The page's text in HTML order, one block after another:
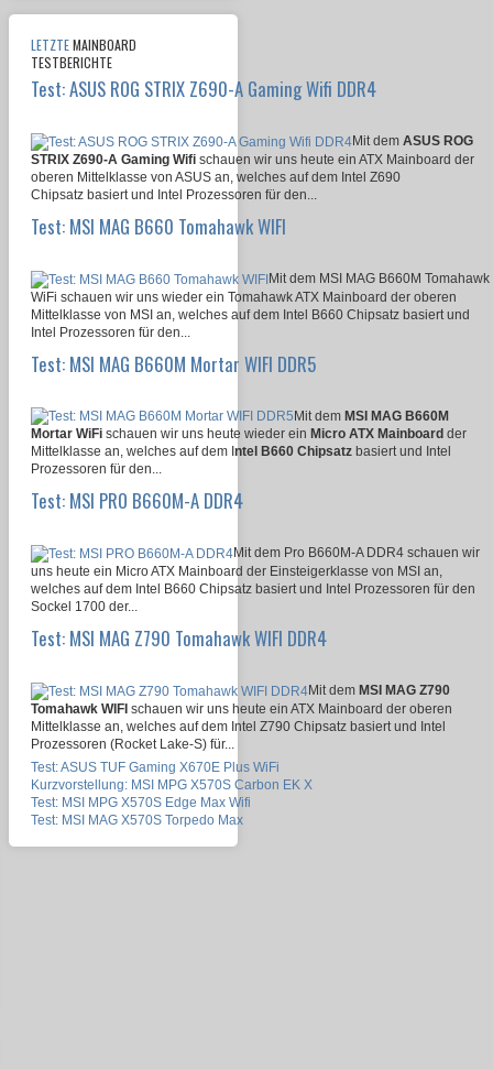
LETZTEMAINBOARD
TESTBERICHTE
Test: ASUS ROG STRIX Z690-A Gaming Wifi DDR4
Mit dem ASUS ROG
STRIX Z690-A Gaming Wifi schauen wir uns heute ein ATX Mainboard der
oberen Mittelklasse von ASUS an, welches auf dem Intel Z690
Chipsatz basiert und Intel Prozessoren für den...
Test: MSI MAG B660 Tomahawk WIFI
Mit dem MSI MAG B660M Tomahawk
WiFi schauen wir uns wieder ein Tomahawk ATX Mainboard der oberen
Mittelklasse von MSI an, welches auf dem Intel B660 Chipsatz basiert und
Intel Prozessoren für den...
Test: MSI MAG B660M Mortar WIFI DDR5
Mit dem MSI MAG B660M
Mortar WiFi schauen wir uns heute wieder ein Micro ATX Mainboard der
Mittelklasse an, welches auf dem I ntel B660 Chipsatz basiert und Intel
Prozessoren für den...
Test: MSI PRO B660M-A DDR4
Mit dem Pro B660M-A DDR4 schauen wir
uns heute ein Micro ATX Mainboard der Einsteigerklasse von MSI an,
welches auf dem Intel B660 Chipsatz basiert und Intel Prozessoren für den
Sockel 1700 der...
Test: MSI MAG Z790 Tomahawk WIFI DDR4
Mit dem MSI MAG Z790
Tomahawk WIFI schauen wir uns heute ein ATX Mainboard der oberen
Mittelklasse an, welches auf dem Intel Z790 Chipsatz basiert und Intel
Prozessoren (Rocket Lake-S) für...
Test: ASUS TUF Gaming X670E Plus WiFi
Kurzvorstellung: MSI MPG X570S Carbon EK X
Test: MSI MPG X570S Edge Max Wifi
Test: MSI MAG X570S Torpedo Max